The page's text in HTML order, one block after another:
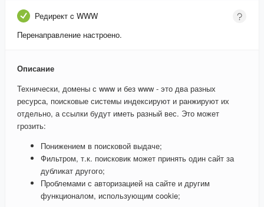
Редирект c WWW
Перенаправление настроено.
Описание
Технически, домены с www и без www - это два разных
ресурса, поисковые системы индексируют и ранжируют их
отдельно, а ссылки будут иметь разный вес. Это может
грозить:
Понижением в поисковой выдаче;
Фильтром, т.к. поисковик может принять один сайт за
дубликат другого;
Проблемами с авторизацией на сайте и другим
функционалом, использующим cookie;